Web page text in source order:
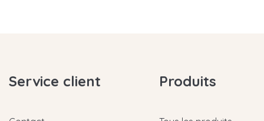
Service client Produits